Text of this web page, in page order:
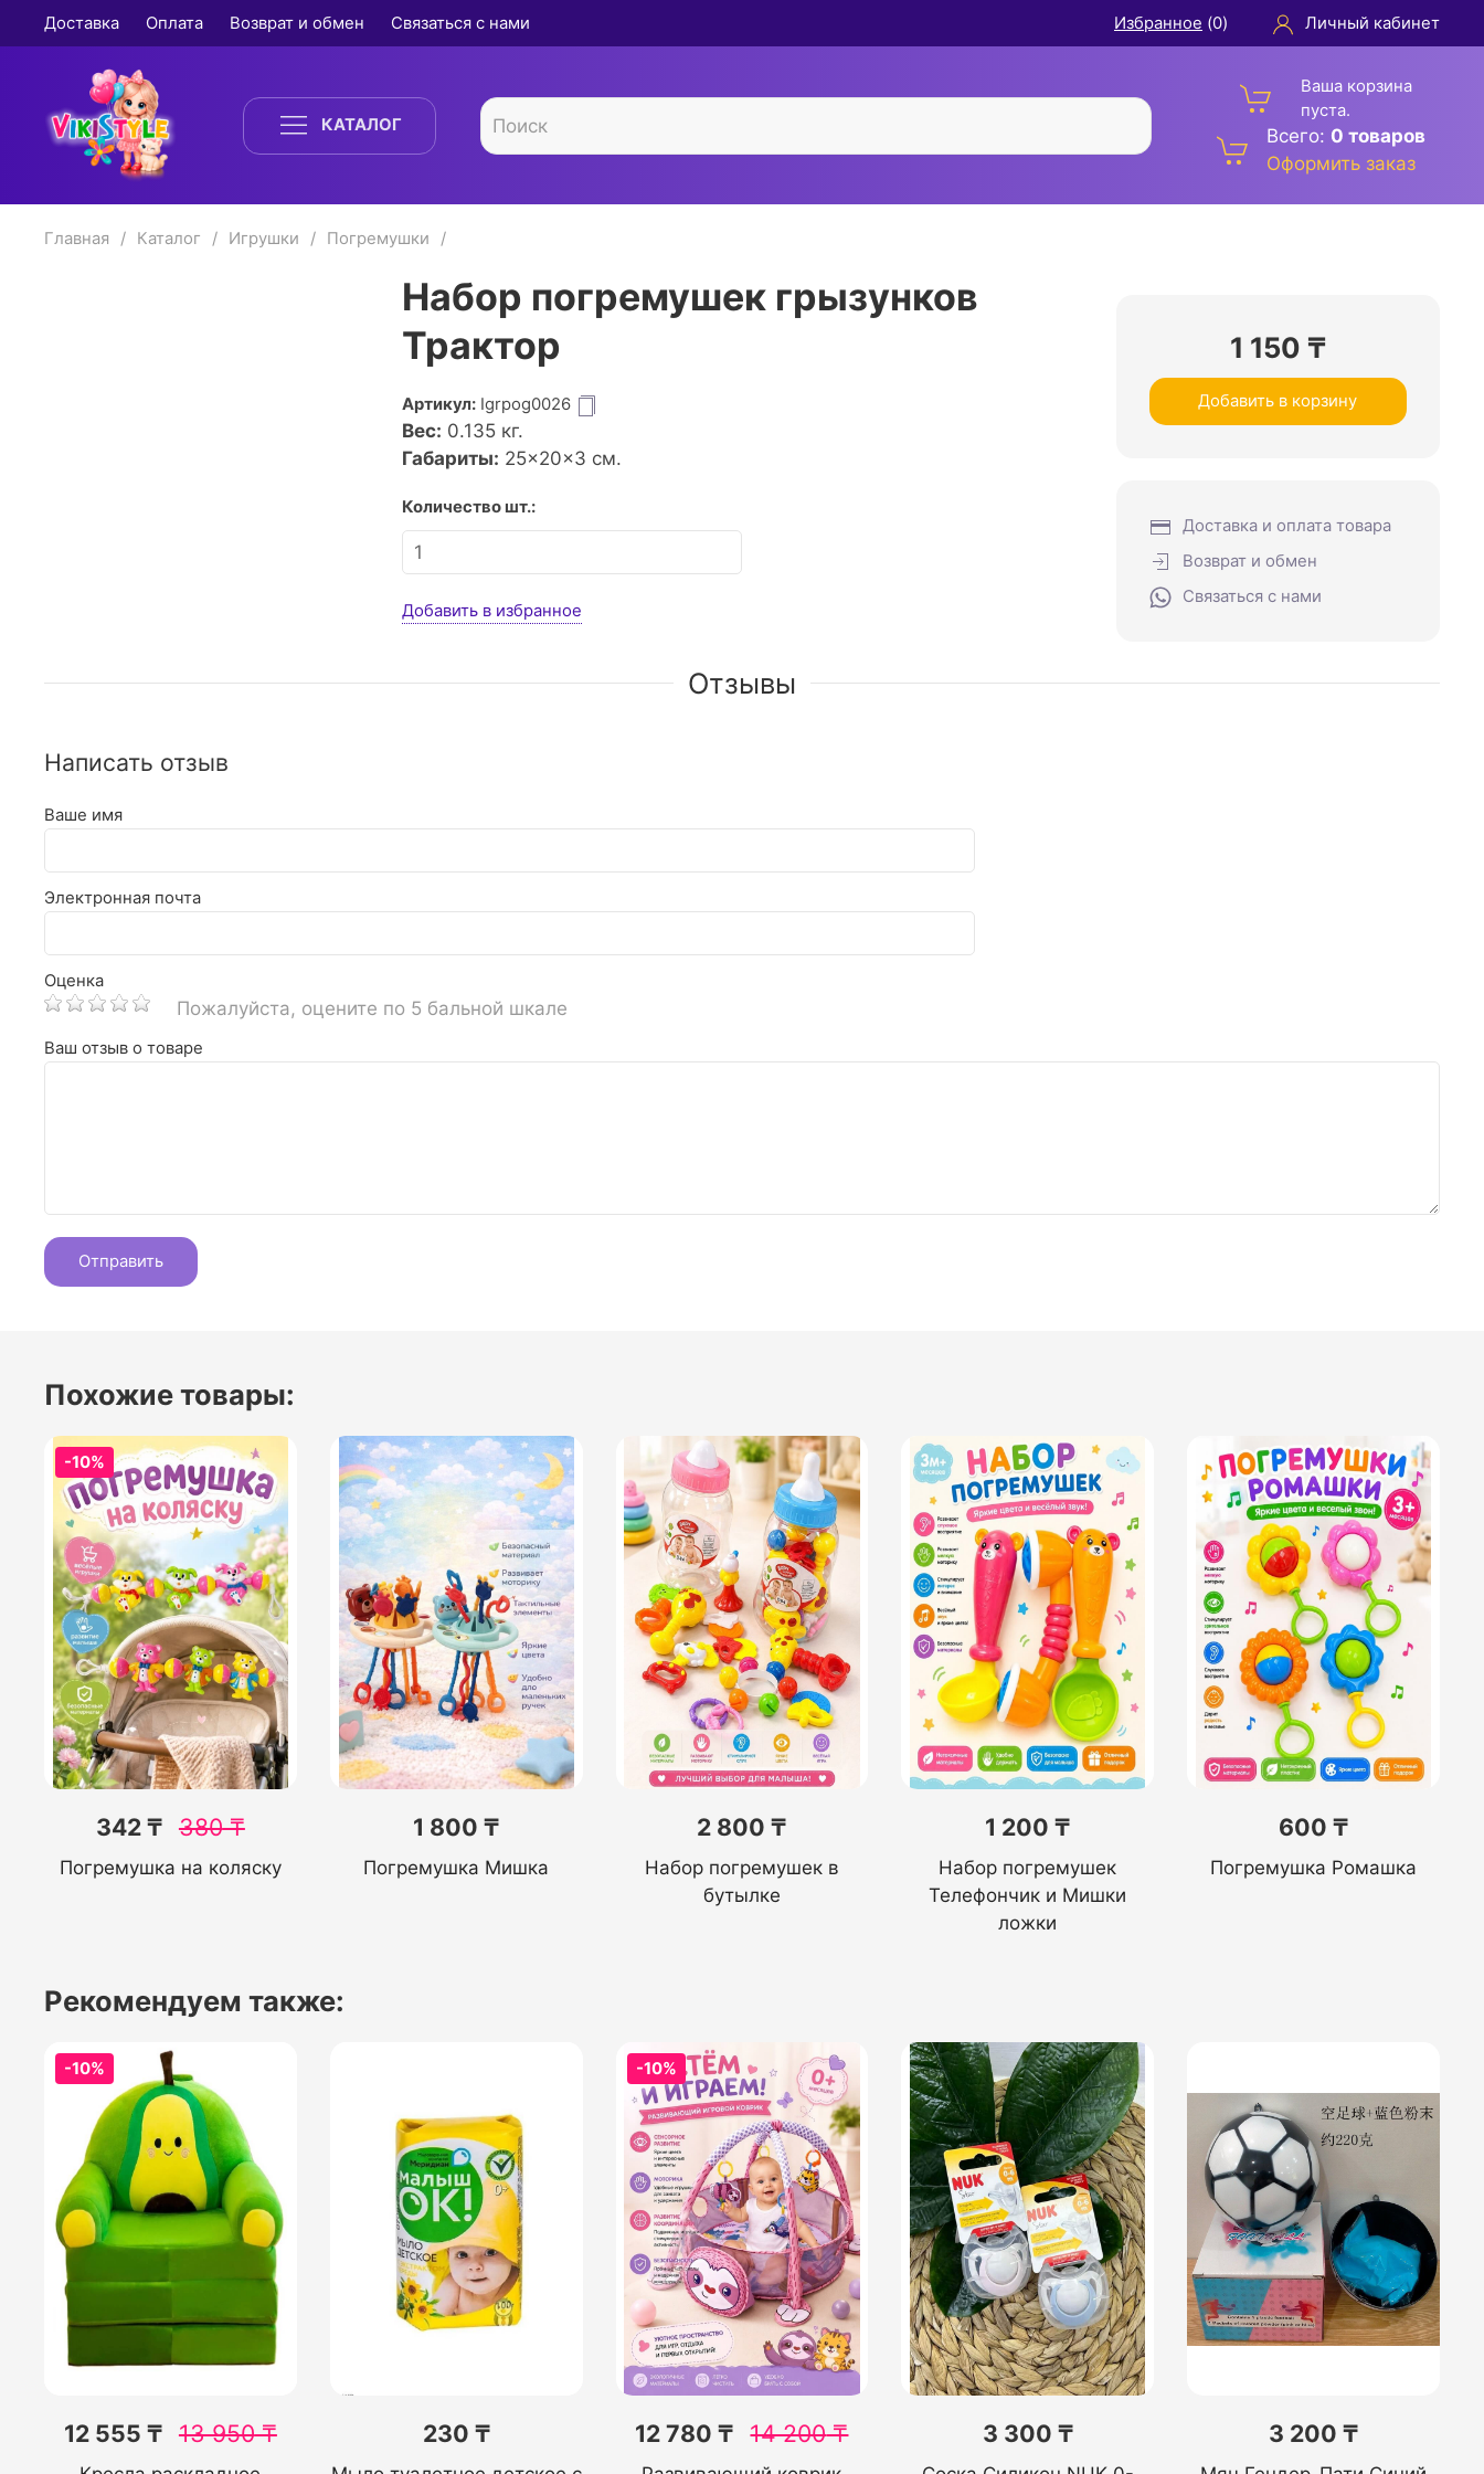
Доставка Оплата Возврат и обмен Связаться с нами Избранное (0) Личный кабинет
КАТАЛОГ
Ваша корзина
пуста.
Всего: 0 товаров
Оформить заказ
Главная Каталог Игрушки Погремушки
Набор погремушек грызунков
Трактор
Артикул: Igrpog0026
Вес: 0.135кг.
Габариты: 25×20×3 см.
Количество шт.:
Добавить в избранное
1 150 ₸
Добавить в корзину
Доставка и оплата товара
Возврат и обмен
Связаться с нами
Отзывы
Написать отзыв
Ваше имя
Электронная почта
Оценка
Пожалуйста, оцените по 5 бальной шкале
Ваш отзыв о товаре
Похожие товары:
-10%
342 ₸ 380₸
Погремушка на коляску
1 800 ₸
Погремушка Мишка
2 800 ₸
Набор погремушек в
бутылке
1 200 ₸
Набор погремушек
Телефончик и Мишки
ложки
600 ₸
Погремушка Ромашка
Рекомендуем также:
-10%
12 555 ₸ 13 950₸ 230 ₸
-10%
12 780 ₸ 14 200₸ 3 300 ₸ 3 200 ₸